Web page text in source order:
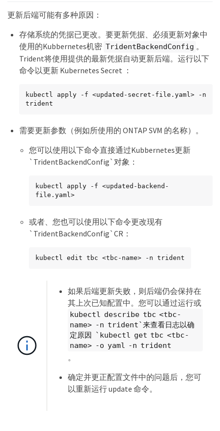
更新后端可能有多种原因：
存储系统的凭据已更改。要更新凭据、必须更新对象中
使用的Kubbernetes机密 TridentBackendConfig 。
Trident将使用提供的最新凭据自动更新后端。运行以下
命令以更新 Kubernetes Secret ：
kubectl apply -f <updated-secret-file.yaml> -n
trident
需要更新参数（例如所使用的 ONTAP SVM 的名称）。
您可以使用以下命令直接通过Kubbernetes更新
`TridentBackendConfig`对象：
kubectl apply -f <updated-backend-
file.yaml>
或者、您也可以使用以下命令更改现有
`TridentBackendConfig`CR：
kubectl edit tbc <tbc-name> -n trident
如果后端更新失败，则后端仍会保持在
其上次已知配置中。您可以通过运行或
kubectl describe tbc <tbc-
name> -n trident`来查看日志以确
定原因 `kubectl get tbc <tbc-
name> -o yaml -n trident
。
确定并更正配置文件中的问题后，您可
以重新运行 update 命令。